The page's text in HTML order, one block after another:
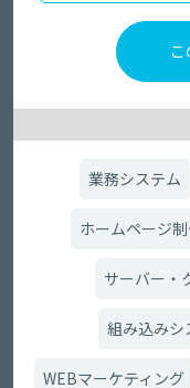
業務システム
ホームページ
サーバー・
組み込みシ
WEBマーケティング